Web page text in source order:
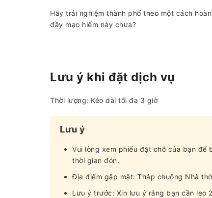
Hãy trải nghiệm thành phố theo một cách
đầy mạo hiểm này chưa?
Lưu ý khi đặt dịch vụ
Thời lượng: Kéo dài tối đa 3 giờ
Lưu ý
Vui lòng xem phiếu đặt chỗ của bạn để
thời gian đón.
Địa điểm gặp mặt: Tháp chuông Nhà
Lưu ý trước: Xin lưu ý rằng bạn cần leo